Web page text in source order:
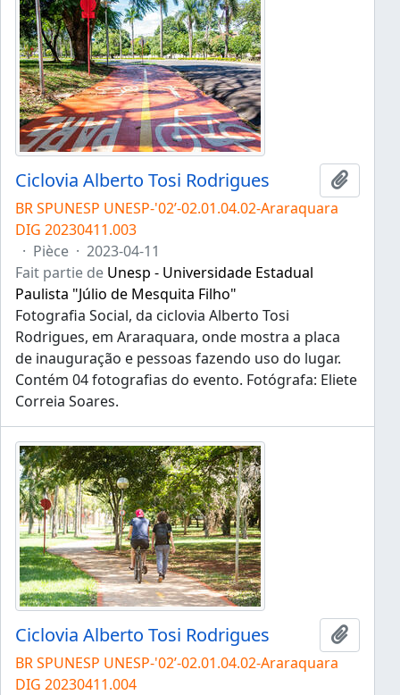
Ciclovia Alberto Tosi Rodrigues
Ajouter
BR SPUNESP UNESP-'02’-02.01.04.02-Araraquara
DIG 20230411.003
· Pièce · 2023-04-11
Fait partie de Unesp - Universidade Estadual
Paulista "Júlio de Mesquita Filho"
Fotografia Social, da ciclovia Alberto Tosi
Rodrigues, em Araraquara, onde mostra a placa
de inauguração e pessoas fazendo uso do lugar.
Contém 04 fotografias do evento. Fotógrafa: Eliete
Correia Soares.
Ciclovia Alberto Tosi Rodrigues
Ajouter
BR SPUNESP UNESP-'02’-02.01.04.02-Araraquara
DIG 20230411.004